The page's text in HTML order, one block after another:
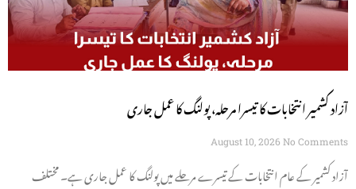
آزاد کشمیر انتخابات کا تیسرا مرحلہ، پولنگ کا عمل جاری
August 10, 2026 No Comments
آزاد کشمیر کے عام انتخابات کے تیسرے مرحلے میں پولنگ کا عمل جاری ہے۔ مختلف